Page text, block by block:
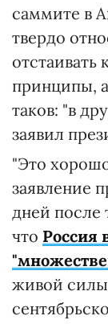
саммите в
твердо
принципы,
таков: "в
заявил
"Это
заявление
дней после
что Россия
живой